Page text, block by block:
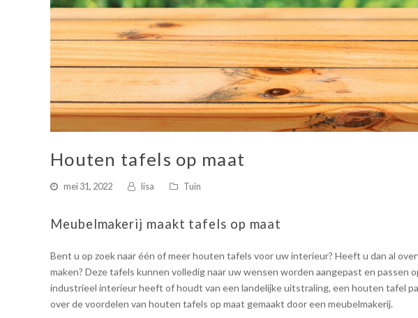
Houten tafels op maat
mei 31, 2022 lisa Tuin
Meubelmakerij maakt tafels op maat
Bent u op zoek naar één of meer houten tafels voor uw interieur? Heeft u dan al
maken? Deze tafels kunnen volledig naar uw wensen worden aangepast en passen
industrieel interieur heeft of houdt van een landelijke uitstraling, een houten tafel
over de voordelen van houten tafels op maat gemaakt door een meubelmakerij.